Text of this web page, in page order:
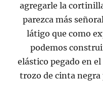
agregarle la
parezca más
látigo que como
podemos
elástico pegado en
trozo de cinta negra